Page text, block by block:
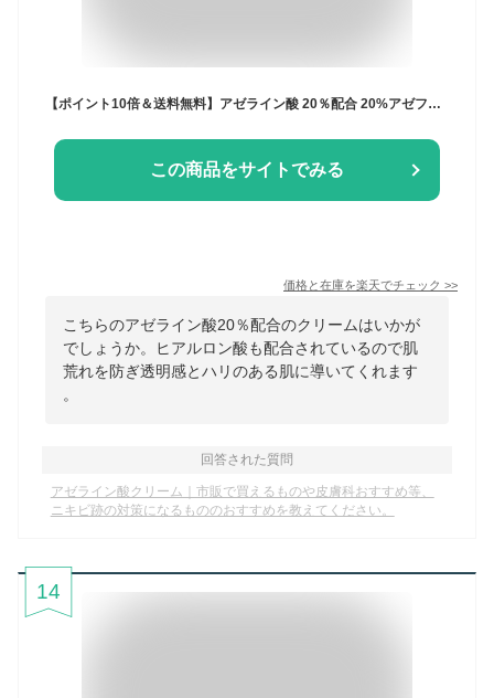
【ポイント10倍＆送料無料】アゼライン酸 20％配合 20%アゼフィットスポッツ アゼライン酸 ヒアルロン酸 コラーゲン グリチルリチン酸 サリチル酸 クリーム 肌荒れ 毛穴 保湿 バランシング 日本製 メイク崩れ バランシング 赤み 赤ら顔
この商品をサイトでみる
価格と在庫を楽天でチェック >>
こちらのアゼライン酸20％配合のクリームはいかが
でしょうか。ヒアルロン酸も配合されているので肌
荒れを防ぎ透明感とハリのある肌に導いてくれます
。
回答された質問
アゼライン酸クリーム｜市販で買えるものや皮膚科おすすめ等、
ニキビ跡の対策になるもののおすすめを教えてください。
14